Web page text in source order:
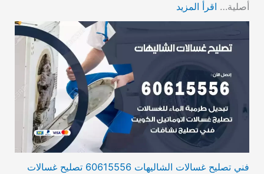
أصلية… اقرأ المزيد
فني تصليح غسالات الشاليهات 60615556 تصليح غسالات